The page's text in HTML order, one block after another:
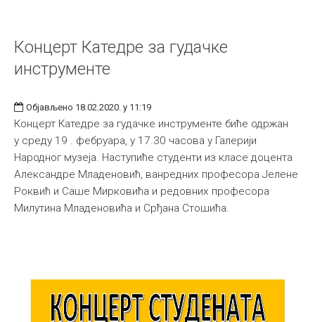
Концерт Катедре за гудачке
инструменте
Објављено 18.02.2020. у 11:19
Концерт Катедре за гудачке инструменте биће одржан
у среду 19 . фебруара, у 17.30 часова у Галерији
Народног музеја. Наступиће студенти из класе доцента
Александре Младеновић, ванредних професора Јелене
Роквић и Саше Мирковића и редовних професора
Милутина Младеновића и Срђана Стошића.